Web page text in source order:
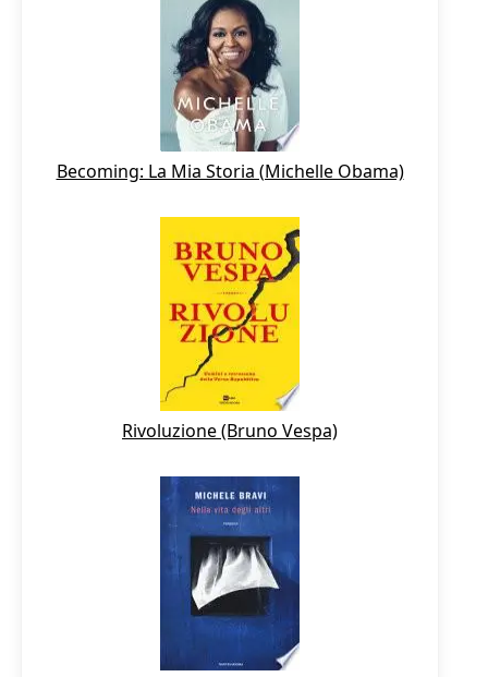
Becoming: La Mia Storia (Michelle Obama)
Rivoluzione (Bruno Vespa)